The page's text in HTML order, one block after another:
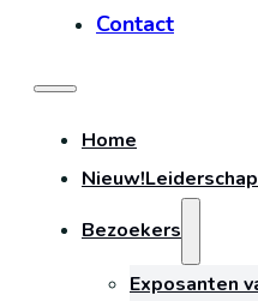
Contact
Home
Nieuw!
Bezoekers
Exposanten